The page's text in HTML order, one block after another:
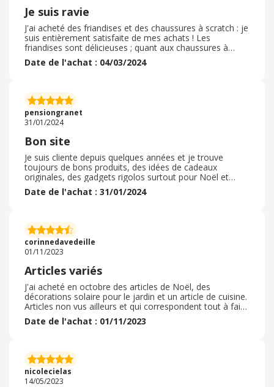
la nuit.
Je suis ravie
J'ai acheté des friandises et des chaussures à scratch : je
suis entièrement satisfaite de mes achats ! Les
friandises sont délicieuses ; quant aux chaussures à
scratch, je suis entièrement satisfaite car je ne peux pas
me chausser comme je le souhaiterais à cause de
préférée ! ) Je recommande sans aucun problème ce
marchand car, en plus, les prix "pratiqués sont
relativement raisonnables !
Date de l'achat : 04/03/2024
pensiongranet
31/01/2024
Bon site
Je suis cliente depuis quelques années et je trouve
toujours de bons produits, des idées de cadeaux
originales, des gadgets rigolos surtout pour Noël et
Pâques. le processus de commande est simple et
pratique. Dernièrement, j'ai acheté des petits poussins
toujours soigné. S'il y a besoin de faire un retour pour
échange, tout se passe parfaitement bien même en
relais colis. Très bon site je recommande
Date de l'achat : 31/01/2024
corinnedavedeille
01/11/2023
Articles variés
J'ai acheté en octobre des articles de Noël, des
décorations solaire pour le jardin et un article de cuisine.
Articles non vus ailleurs et qui correspondent tout à fait
à mon attente. Beaucoup de choix dans les articles
solaires et lampes superbes, originales et très
délai correct. Les marchandises sont arrivées intactes. Il
n'y a pas eu de retour. Je recommande Vitrine Magique
pour son choix d'articles.
Date de l'achat : 01/11/2023
nicolecielas
14/05/2023